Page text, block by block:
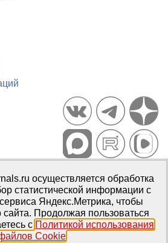
изданий PsyJournals.ru, 2007–2026
СМИЭл № ФС77-66447 от 14 июля
осуществляется обработка
статистической информации с
Яндекс.Метрика, чтобы
сайта. Продолжая пользоваться
с Политикой использования
Cookie.